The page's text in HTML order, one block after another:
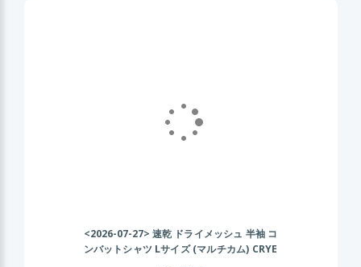
<2026-07-27> 速乾 ドライメッシュ 半袖 コ
ンバットシャツ Lサイズ (マルチカム) CRYE